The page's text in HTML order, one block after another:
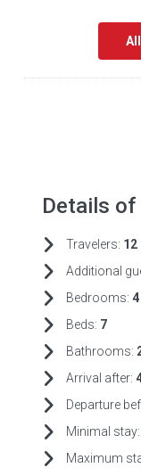
Details
Travelers: 12
Additional
Bedrooms: 4
Beds: 7
Bathrooms:
Arrival after:
Departure
Minimal stay:
Maximum